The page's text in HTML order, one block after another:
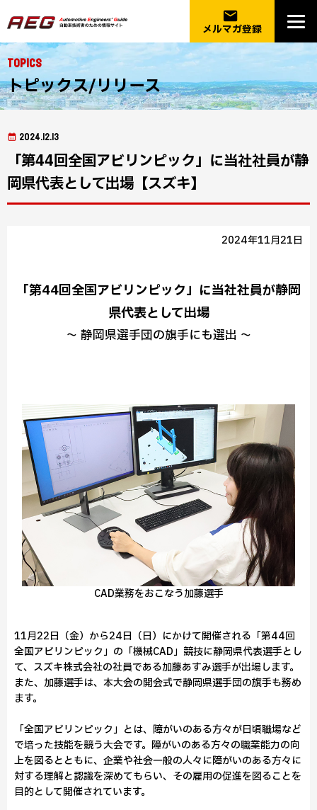
email
メルマガ登録
Topics
トピックス/リリース
2024.12.13
「第44回全国アビリンピック」に当社社員が静
岡県代表として出場【スズキ】
2024年11月21日
「第44回全国アビリンピック」に当社社員が静岡
県代表として出場
～ 静岡県選手団の旗手にも選出 ～
CAD業務をおこなう加藤選手
11月22日（金）から24日（日）にかけて開催される「第44回
全国アビリンピック」の「機械CAD」競技に静岡県代表選手とし
て、スズキ株式会社の社員である加藤あすみ選手が出場します。
また、加藤選手は、本大会の開会式で静岡県選手団の旗手も務め
ます。
「全国アビリンピック」とは、障がいのある方々が日頃職場など
で培った技能を競う大会です。障がいのある方々の職業能力の向
上を図るとともに、企業や社会一般の人々に障がいのある方々に
対する理解と認識を深めてもらい、その雇用の促進を図ることを
目的として開催されています。